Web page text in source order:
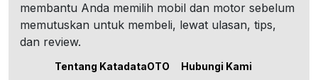
membantu Anda memilih mobil dan motor sebelum
memutuskan untuk membeli, lewat ulasan, tips,
dan review.
Tentang KatadataOTO Hubungi Kami